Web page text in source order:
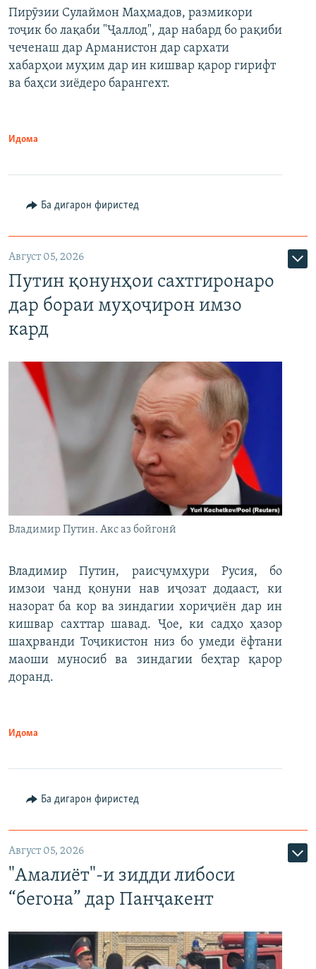
Auto 240p 360p 480p
720p 1080p
360p
480p
Пирӯзии Сулаймон Маҳмадов, размикори
тоҷик бо лақаби "Ҷаллод", дар набард бо рақиби
чеченаш дар Арманистон дар сархати
хабарҳои муҳим дар ин кишвар қарор гирифт
ва баҳси зиёдеро барангехт.
Идома
Ба дигарон фиристед
Август 05, 2026
Путин қонунҳои сахтгиронаро
дар бораи муҳоҷирон имзо
кард
Владимир Путин. Акс аз бойгонӣ
Владимир Путин, раисҷумҳури Русия, бо
имзои чанд қонуни нав иҷозат додааст, ки
назорат ба кор ва зиндагии хориҷиён дар ин
кишвар сахттар шавад. Ҷое, ки садҳо ҳазор
шаҳрванди Тоҷикистон низ бо умеди ёфтани
маоши муносиб ва зиндагии беҳтар қарор
доранд.
Идома
Ба дигарон фиристед
Август 05, 2026
"Амалиёт"-и зидди либоси
“бегона” дар Панҷакент